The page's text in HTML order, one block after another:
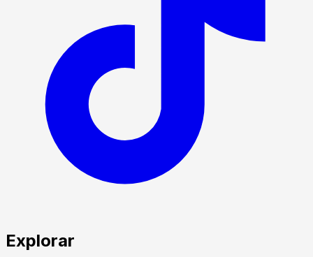
Explorar